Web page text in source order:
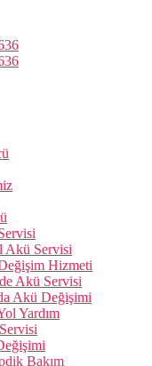
Akü Servisi
Hizmeti
Akü Servisi
Akü Değişimi
Yardım
Bakım